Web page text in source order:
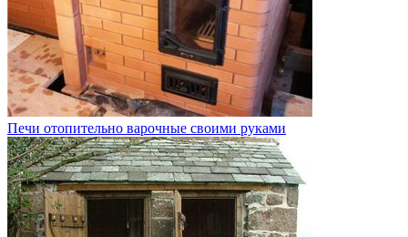
Печи отопительно варочные своими руками